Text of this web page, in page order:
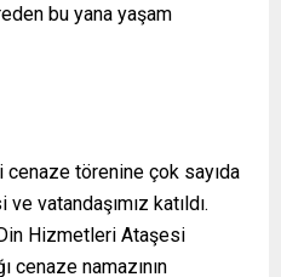
bu yana yaşam
törenine çok sayıda
vatandaşımız katıldı.
Hizmetleri Ataşesi
cenaze namazının